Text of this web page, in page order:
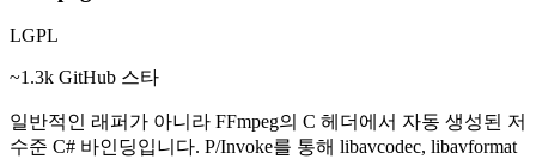
LGPL
~1.3k GitHub 스타
일반적인 래퍼가 아니라 FFmpeg의 C 헤더에서 자동 생성된 저
수준 C# 바인딩입니다. P/Invoke를 통해 libavcodec, libavformat